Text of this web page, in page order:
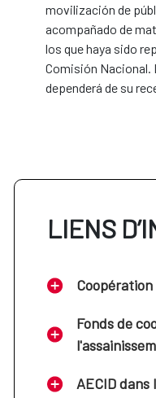
movilización de
acompañado de
los que haya sido
Comisión
dependerá de su
LIENS
Fonds de
AECID dans